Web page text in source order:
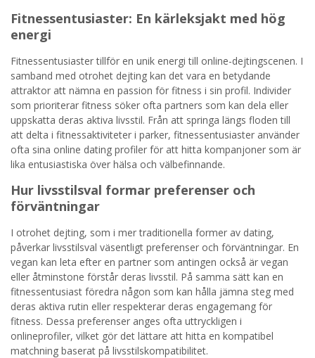
Fitnessentusiaster: En kärleksjakt med hög
energi
Fitnessentusiaster tillför en unik energi till online-dejtingscenen. I
samband med otrohet dejting kan det vara en betydande
attraktor att nämna en passion för fitness i sin profil. Individer
som prioriterar fitness söker ofta partners som kan dela eller
uppskatta deras aktiva livsstil. Från att springa längs floden till
att delta i fitnessaktiviteter i parker, fitnessentusiaster använder
ofta sina online dating profiler för att hitta kompanjoner som är
lika entusiastiska över hälsa och välbefinnande.
Hur livsstilsval formar preferenser och
förväntningar
I otrohet dejting, som i mer traditionella former av dating,
påverkar livsstilsval väsentligt preferenser och förväntningar. En
vegan kan leta efter en partner som antingen också är vegan
eller åtminstone förstår deras livsstil. På samma sätt kan en
fitnessentusiast föredra någon som kan hålla jämna steg med
deras aktiva rutin eller respekterar deras engagemang för
fitness. Dessa preferenser anges ofta uttryckligen i
onlineprofiler, vilket gör det lättare att hitta en kompatibel
matchning baserat på livsstilskompatibilitet.